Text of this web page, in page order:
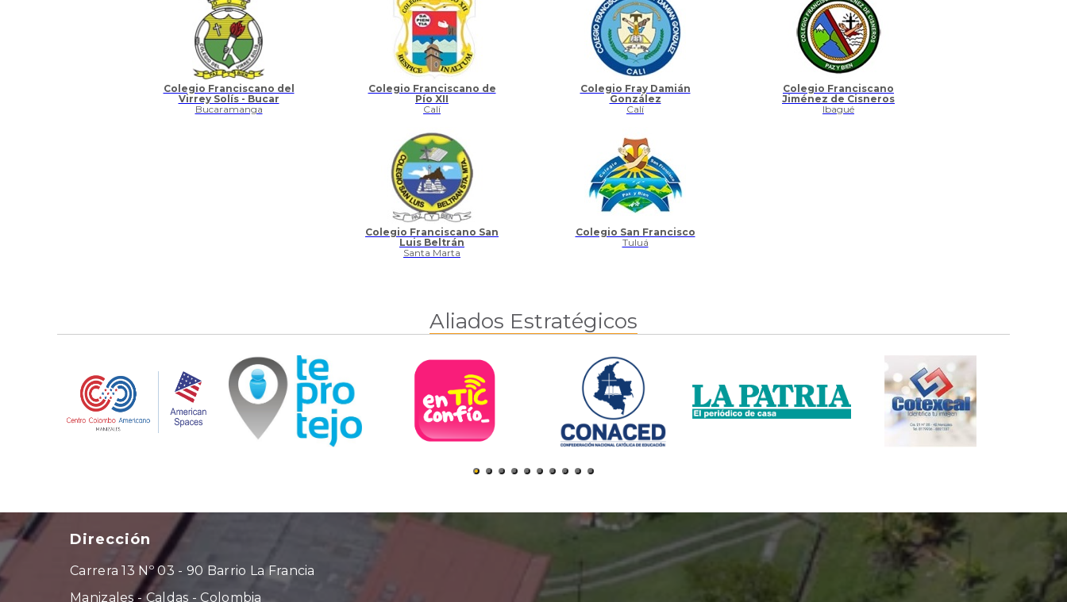
Colegio Franciscano del
Virrey Solís - Bucar
Bucaramanga
Colegio Franciscano de
Pío XII
Calí
Colegio Fray Damián
González
Calí
Colegio Franciscano
Jiménez de Cisneros
Ibagué
Colegio Franciscano San
Luis Beltrán
Santa Marta
Colegio San Francisco
Tuluá
Aliados Estratégicos
Dirección
Carrera 13 Nº 03 - 90 Barrio La Francia
Manizales - Caldas - Colombia